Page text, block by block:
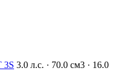
3S 3.0 л.с. · 70.0 см3 · 16.0